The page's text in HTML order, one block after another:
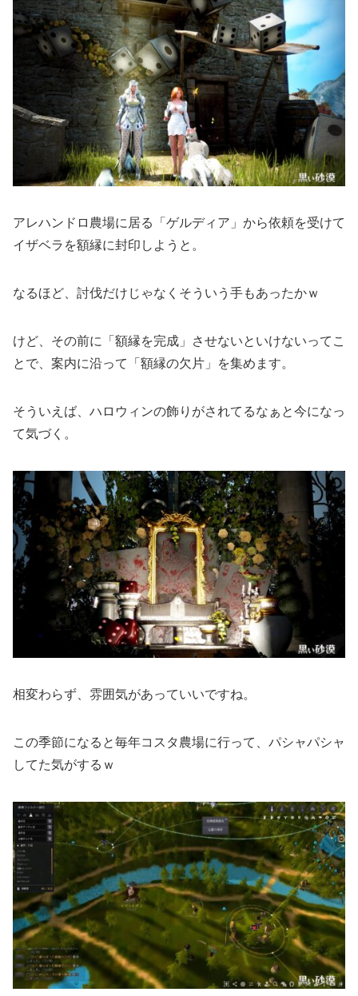
アレハンドロ農場に居る「ゲルディア」から依頼を受けて
イザベラを額縁に封印しようと。
なるほど、討伐だけじゃなくそういう手もあったかｗ
けど、その前に「額縁を完成」させないといけないってこ
とで、案内に沿って「額縁の欠片」を集めます。
そういえば、ハロウィンの飾りがされてるなぁと今になっ
て気づく。
相変わらず、雰囲気があっていいですね。
この季節になると毎年コスタ農場に行って、パシャパシャ
してた気がするｗ